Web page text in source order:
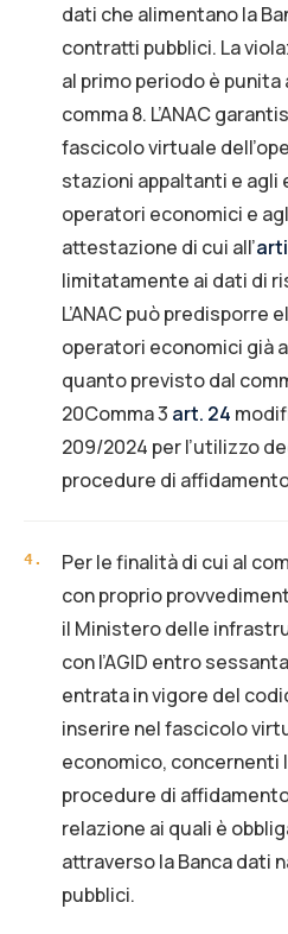
dati che alimentano la
contratti pubblici. La
al primo periodo è punita
comma 8. L’ANAC
fascicolo virtuale
stazioni appaltanti e agli
operatori economici e
attestazione di cui all’
limitatamente ai dati di
L’ANAC può predisporre
operatori economici già
quanto previsto dal
20Comma 3 art. 24
209/2024 per l’utilizzo
procedure di
4.
Per le finalità di cui al
con proprio
il Ministero delle
con l’AGID entro
entrata in vigore del
inserire nel fascicolo
economico, concernenti
procedure di
relazione ai quali è
attraverso la Banca dati
pubblici.